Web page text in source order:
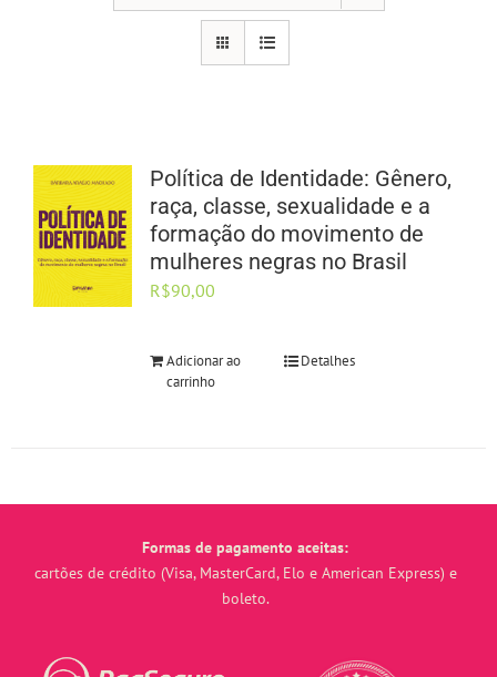
Política de Identidade: Gênero,
raça, classe, sexualidade e a
formação do movimento de
mulheres negras no Brasil
R$90,00
Adicionar ao
carrinho
Detalhes
Formas de pagamento aceitas:
cartões de crédito (Visa, MasterCard, Elo e American Express) e
boleto.